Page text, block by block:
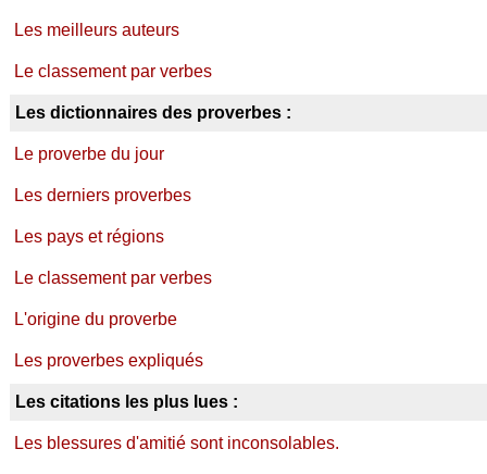
Les meilleurs auteurs
Le classement par verbes
Les dictionnaires des proverbes :
Le proverbe du jour
Les derniers proverbes
Les pays et régions
Le classement par verbes
L'origine du proverbe
Les proverbes expliqués
Les citations les plus lues :
Les blessures d'amitié sont inconsolables.